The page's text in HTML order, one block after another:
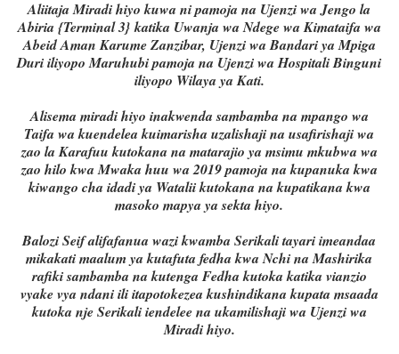
Aliitaja Miradi hiyo kuwa ni pamoja na Ujenzi wa Jengo la
Abiria {Terminal 3} katika Uwanja wa Ndege wa Kimataifa wa
Abeid Aman Karume Zanzibar, Ujenzi wa Bandari ya Mpiga
Duri iliyopo Maruhubi pamoja na Ujenzi wa Hospitali Binguni
iliyopo Wilaya ya Kati.
Alisema miradi hiyo inakwenda sambamba na mpango wa
Taifa wa kuendelea kuimarisha uzalishaji na usafirishaji wa
zao la Karafuu kutokana na matarajio ya msimu mkubwa wa
zao hilo kwa Mwaka huu wa 2019 pamoja na kupanuka kwa
kiwango cha idadi ya Watalii kutokana na kupatikana kwa
masoko mapya ya sekta hiyo.
Balozi Seif alifafanua wazi kwamba Serikali tayari imeandaa
mikakati maalum ya kutafuta fedha kwa Nchi na Mashirika
rafiki sambamba na kutenga Fedha kutoka katika vianzio
vyake vya ndani ili itapotokezea kushindikana kupata msaada
kutoka nje Serikali iendelee na ukamilishaji wa Ujenzi wa
Miradi hiyo.